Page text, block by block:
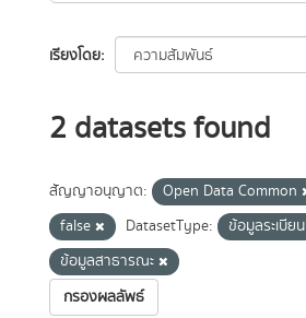
เรียงโดย
2 datasets found
สัญญาอนุญาต: Open Data Common
false
DatasetType: ข้อมูลระเบียน
ข้อมูลสาธารณะ
กรองผลลัพธ์